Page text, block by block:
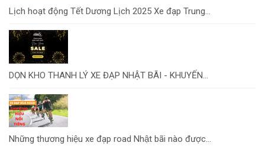
Lịch hoạt động Tết Dương Lịch 2025 Xe đạp Trung...
DỌN KHO THANH LÝ XE ĐẠP NHẬT BÃI - KHUYẾN...
Những thương hiệu xe đạp road Nhật bãi nào được...